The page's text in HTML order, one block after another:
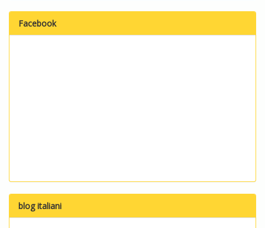
Facebook
blog italiani